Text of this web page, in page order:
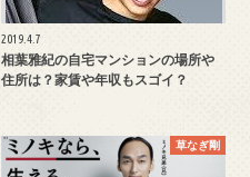
2019.4.7
相葉雅紀の自宅マンションの場所や
住所は？家賃や年収もスゴイ？
草なぎ剛